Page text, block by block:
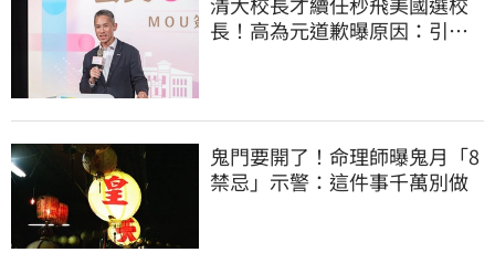
長！高為元道歉曝原因：引起
鬼門要開了！命理師曝鬼月「8
禁忌」示警：這件事千萬別做